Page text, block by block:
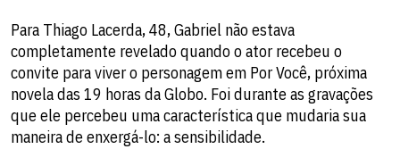
Para Thiago Lacerda, 48, Gabriel não estava
completamente revelado quando o ator recebeu o
convite para viver o personagem em Por Você, próxima
novela das 19 horas da Globo. Foi durante as gravações
que ele percebeu uma característica que mudaria sua
maneira de enxergá-lo: a sensibilidade.